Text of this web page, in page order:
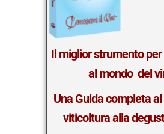
Il miglior strumento
al mondo del
Una Guida completa
viticoltura alla